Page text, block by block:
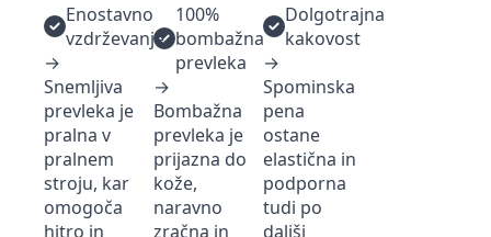
Enostavno
vzdrževanje
→
Snemljiva
prevleka je
pralna v
pralnem
stroju, kar
omogoča
hitro in
100%
bombažna
prevleka
→
Bombažna
prevleka je
prijazna do
kože,
naravno
zračna in
Dolgotrajna
kakovost
→
Spominska
pena
ostane
elastična in
podporna
tudi po
daljši